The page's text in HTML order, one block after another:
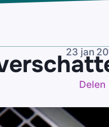
23 jan
Delen